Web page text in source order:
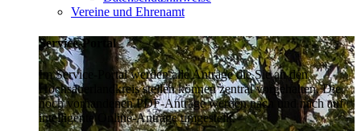
Vereine und Ehrenamt
Service-Portal
Im Service-Portal werden alle Anträge die Sie an den
Hochsauerlandkreis stellen können zentral vorgehalten. Die
noch vorhandenen PDF-Anträge werden nach und nach auf
intelligente Online-Anträge umgestellt.